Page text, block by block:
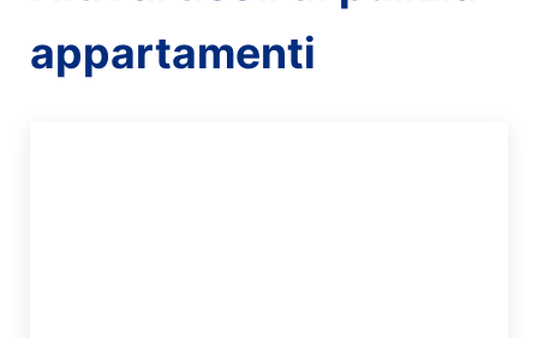
appartamenti